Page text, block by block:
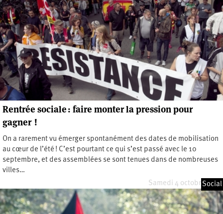
Rentrée sociale : faire monter la pression pour
gagner !
On a rarement vu émerger spontanément des dates de mobilisation
au cœur de l’été ! C’est pourtant ce qui s’est passé avec le 10
septembre, et des assemblées se sont tenues dans de nombreuses
villes…
Samedi 4 octobre 2025
Social